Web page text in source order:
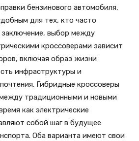
бензинового автомобиля,
для тех, кто часто
заключение, выбор между
кроссоверами зависит
включая образ жизни
инфраструктуры и
Гибридные кроссоверы
традиционными и новыми
как электрические
собой шаг в будущее
Оба варианта имеют свои